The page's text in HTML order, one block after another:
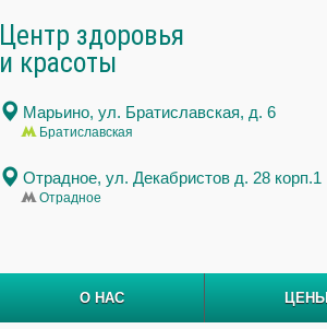
Центр здоровья
и красоты
Марьино, ул. Братиславская, д. 6
Братиславская
Отрадное, ул. Декабристов д. 28 корп.1
Отрадное
О НАС ЦЕНЫ